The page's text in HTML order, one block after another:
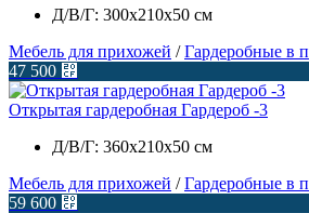
Д/В/Г: 300х210х50 см
Мебель для прихожей /Гардеробные в
47 500 ⃏
Открытая гардеробная Гардероб -3
Д/В/Г: 360х210х50 см
Мебель для прихожей /Гардеробные в
59 600 ⃏